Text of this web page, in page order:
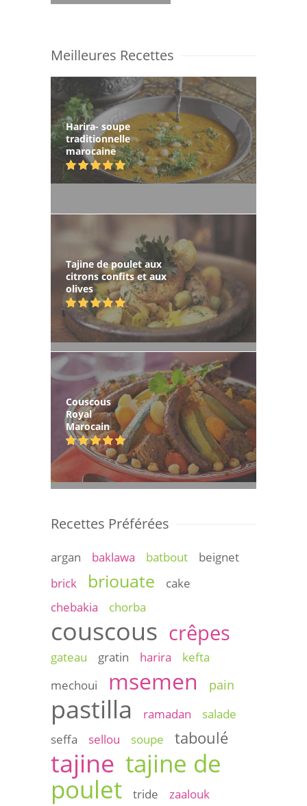
Meilleures Recettes
Harira- soupe
traditionnelle
marocaine
Tajine de poulet aux
citrons confits et aux
olives
Couscous
Royal
Marocain
Recettes Préférées
argan baklawa batbout
beignet
brick
briouate
cake
chebakia
chorba
couscous crêpes
gateau gratin harira
kefta
mechoui
msemen pain
pastilla ramadan
salade
seffa
sellou soupe taboulé
tajine tajine de
poulet
tride
zaalouk